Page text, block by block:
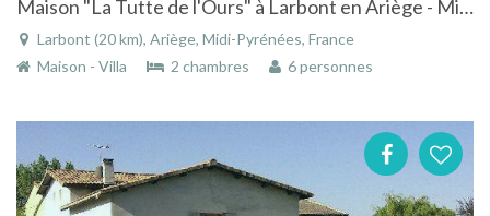
Maison "La Tutte de l'Ours" à Larbont en Ariège - Midi-Pyrénées en pleine nature
Larbont (20 km), Ariège, Midi-Pyrénées, France
Maison - Villa
2 chambres 6 personnes